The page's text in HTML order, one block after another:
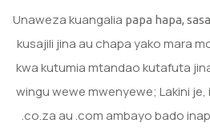
Unaweza kuangalia papa hapa,
kusajili jina au chapa yako mara
kwa kutumia mtandao kutafuta
wingu wewe mwenyewe; Lakini
.co.za au .com ambayo bado